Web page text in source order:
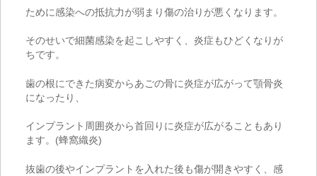
ために感染への抵抗力が弱まり傷の治りが悪くなります。
そのせいで細菌感染を起こしやすく、炎症もひどくなりが
ちです。
歯の根にできた病変からあごの骨に炎症が広がって顎骨炎
になったり、
インプラント周囲炎から首回りに炎症が広がることもあり
ます。 (蜂窩織炎)
抜歯の後やインプラントを入れた後も傷が開きやすく、感